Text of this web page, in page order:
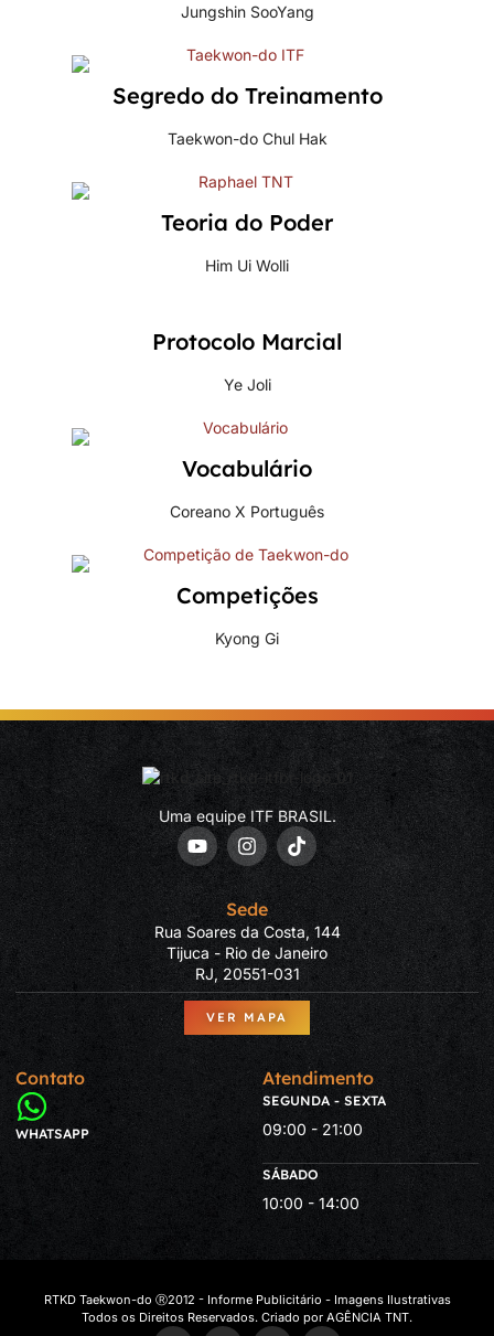
Jungshin SooYang
Segredo do Treinamento
Taekwon-do Chul Hak
Teoria do Poder
Him Ui Wolli
Protocolo Marcial
Ye Joli
Vocabulário
Coreano X Português
Competições
Kyong Gi
Uma equipe ITF BRASIL.
Sede
Rua Soares da Costa, 144
Tijuca - Rio de Janeiro
RJ, 20551-031
VER MAPA
Contato
WHATSAPP
Atendimento
SEGUNDA - SEXTA
09:00 - 21:00
SÁBADO
10:00 - 14:00
RTKD Taekwon-do Ⓡ2012 - Informe Publicitário - Imagens Ilustrativas
Todos os Direitos Reservados. Criado por AGÊNCIA TNT.